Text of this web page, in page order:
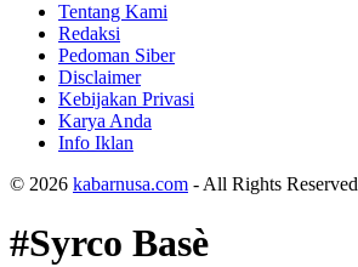
Tentang Kami
Redaksi
Pedoman Siber
Disclaimer
Kebijakan Privasi
Karya Anda
Info Iklan
© 2026 kabarnusa.com - All Rights Reserved
#Syrco Basѐ